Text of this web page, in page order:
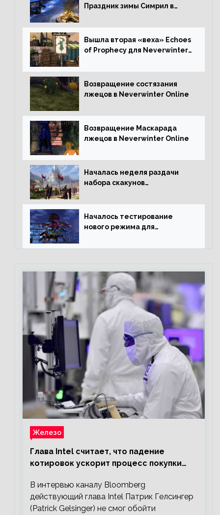
Праздник зимы Симрил в
Вышла вторая «веха» Echoes
of Prophecy для Neverwinter
Возвращение состязания
лжецов в Neverwinter Online
Возвращение Маскарада
лжецов в Neverwinter Online
Началась неделя раздачи
набора скакунов
Началось тестирование
нового режима для
online
Железо
Глава Intel считает, что падение
котировок ускорит процесс покупки
В интервью каналу Bloomberg
действующий глава Intel Патрик Гелсингер
(Patrick Gelsinger) не смог обойти